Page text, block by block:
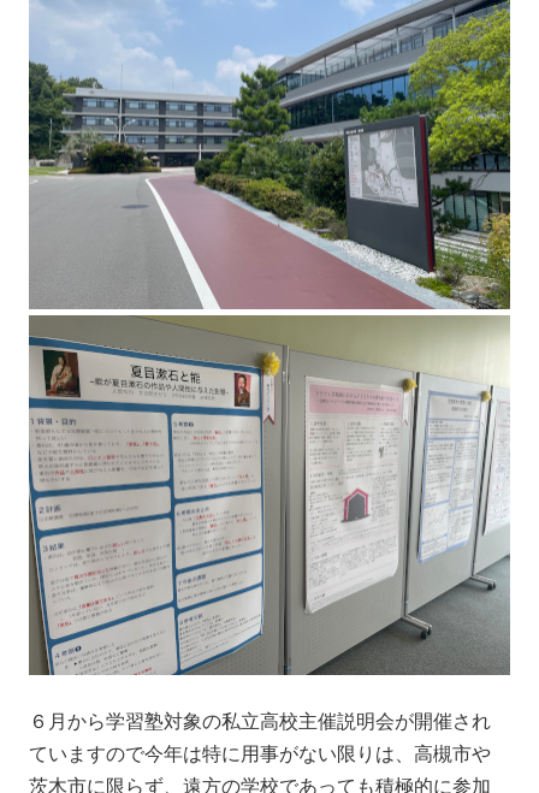
６月から学習塾対象の私立高校主催説明会が開催され
ていますので今年は特に用事がない限りは、高槻市や
茨木市に限らず、遠方の学校であっても積極的に参加